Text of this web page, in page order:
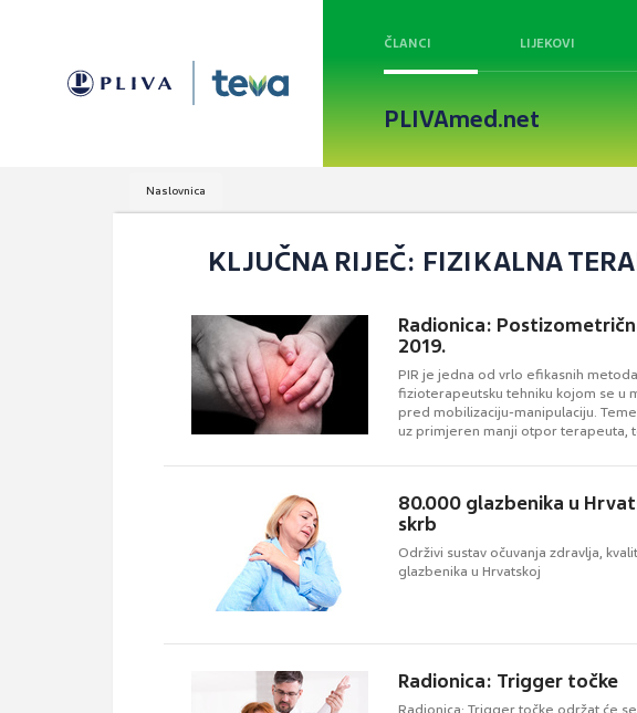
ČLANCI LIJEKOVI
PLIVAmed.net
Naslovnica
KLJUČNA RIJEČ: FIZIKALNA
Radionica:
2019.
PIR je jedna od vrlo efikasnih
fizioterapeutsku tehniku kojom se u
pred mobilizaciju-manipulaciju.
uz primjeren manji otpor terapeuta,
80.000 glazbenika u
skrb
Održivi sustav očuvanja zdravlja,
glazbenika u Hrvatskoj
Radionica: Trigger točke
Radionica: Trigger točke održat će